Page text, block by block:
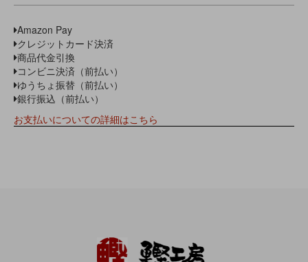
Amazon Pay
クレジットカード決済
商品代金引換
コンビニ決済（前払い）
ゆうちょ振替（前払い）
銀行振込（前払い）
お支払いについての詳細はこちら